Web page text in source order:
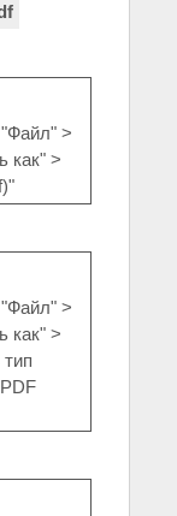
>
как" >
>
как" >